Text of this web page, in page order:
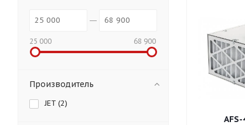
25 000 68 900
Производитель
JET (2)